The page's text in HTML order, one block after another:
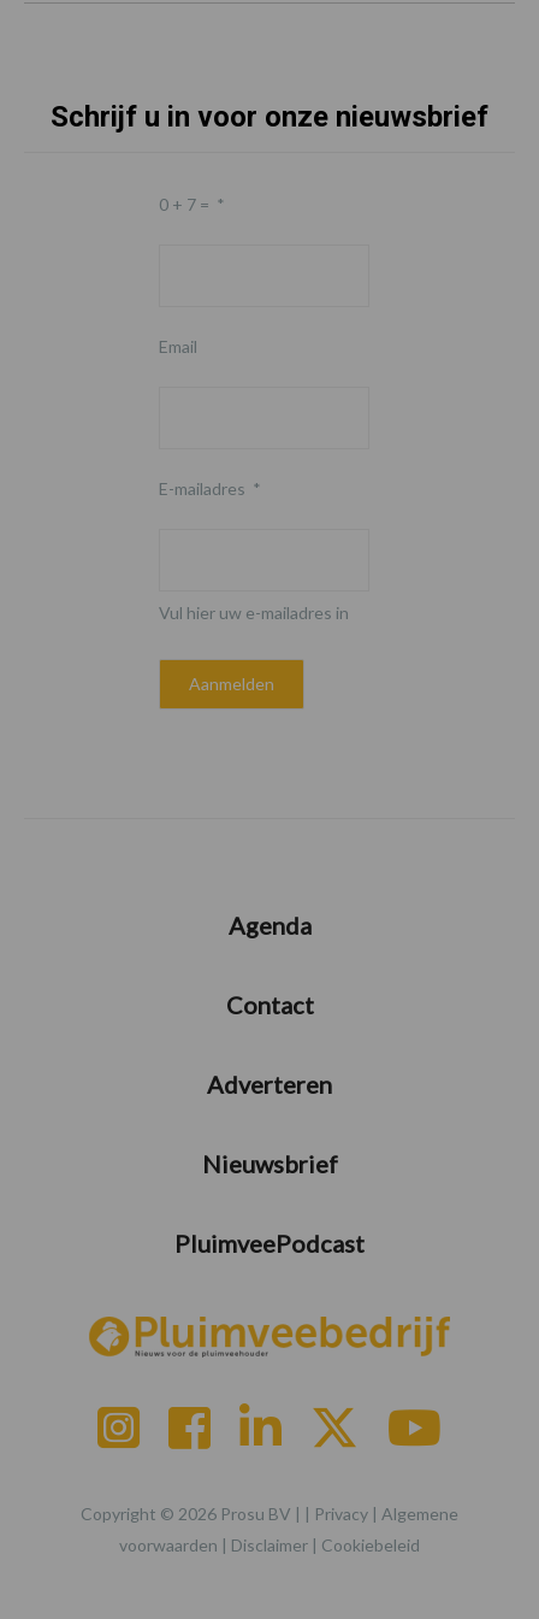
Schrijf u in voor onze nieuwsbrief
0 + 7 = *
Email
E-mailadres *
Vul hier uw e-mailadres in
Agenda
Contact
Adverteren
Nieuwsbrief
PluimveePodcast
Copyright © 2026 Prosu BV | | Privacy | Algemene
voorwaarden | Disclaimer | Cookiebeleid